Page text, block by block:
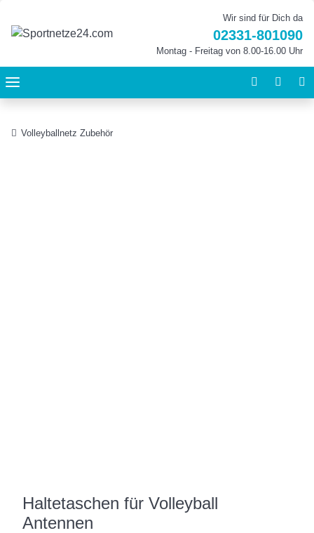
Wir sind für Dich da
02331-801090
Montag - Freitag von 8.00-16.00 Uhr
Volleyballnetz Zubehör
Haltetaschen für Volleyball
Antennen